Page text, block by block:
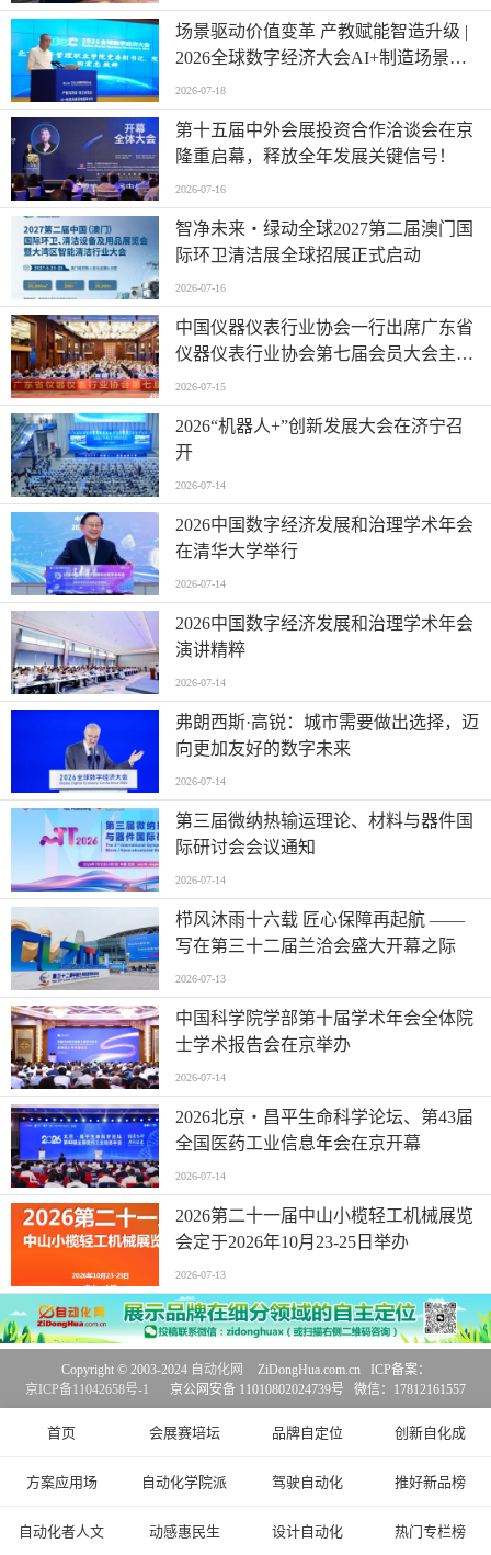
场景驱动价值变革 产教赋能智造升级 |
2026全球数字经济大会AI+制造场景落
地国际论坛成功举办
2026-07-18
第十五届中外会展投资合作洽谈会在京
隆重启幕，释放全年发展关键信号！
2026-07-16
智净未来・绿动全球2027第二届澳门国
际环卫清洁展全球招展正式启动
2026-07-16
中国仪器仪表行业协会一行出席广东省
仪器仪表行业协会第七届会员大会主题
活动并进行走访交流
2026-07-15
2026“机器人+”创新发展大会在济宁召
开
2026-07-14
2026中国数字经济发展和治理学术年会
在清华大学举行
2026-07-14
2026中国数字经济发展和治理学术年会
演讲精粹
2026-07-14
弗朗西斯·高锐：城市需要做出选择，迈
向更加友好的数字未来
2026-07-14
第三届微纳热输运理论、材料与器件国
际研讨会会议通知
2026-07-14
栉风沐雨十六载 匠心保障再起航 ——
写在第三十二届兰洽会盛大开幕之际
2026-07-13
中国科学院学部第十届学术年会全体院
士学术报告会在京举办
2026-07-14
2026北京・昌平生命科学论坛、第43届
全国医药工业信息年会在京开幕
2026-07-14
2026第二十一届中山小榄轻工机械展览
会定于2026年10月23-25日举办
2026-07-13
首页 会展赛培坛 品牌自定位 创新自化成
方案应用场 自动化学院派 驾驶自动化 推好新品榜
自动化者人文 动感惠民生 设计自动化 热门专栏榜
Copyright © 2003-2024 自动化网
ZiDongHua.com.cn ICP备案：
京ICP备11042658号-1
京公网安备 11010802024739号 微信：17812161557